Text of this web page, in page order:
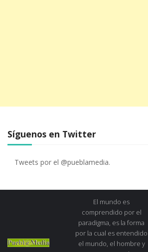
Síguenos en Twitter
Tweets por el @pueblamedia.
El mundo es
comprendido por el
paradigma, es la forma
por la cual es entendido
el mundo, el hombre y